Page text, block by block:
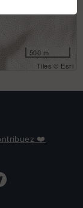
500 m
Tiles © Esri
❤️